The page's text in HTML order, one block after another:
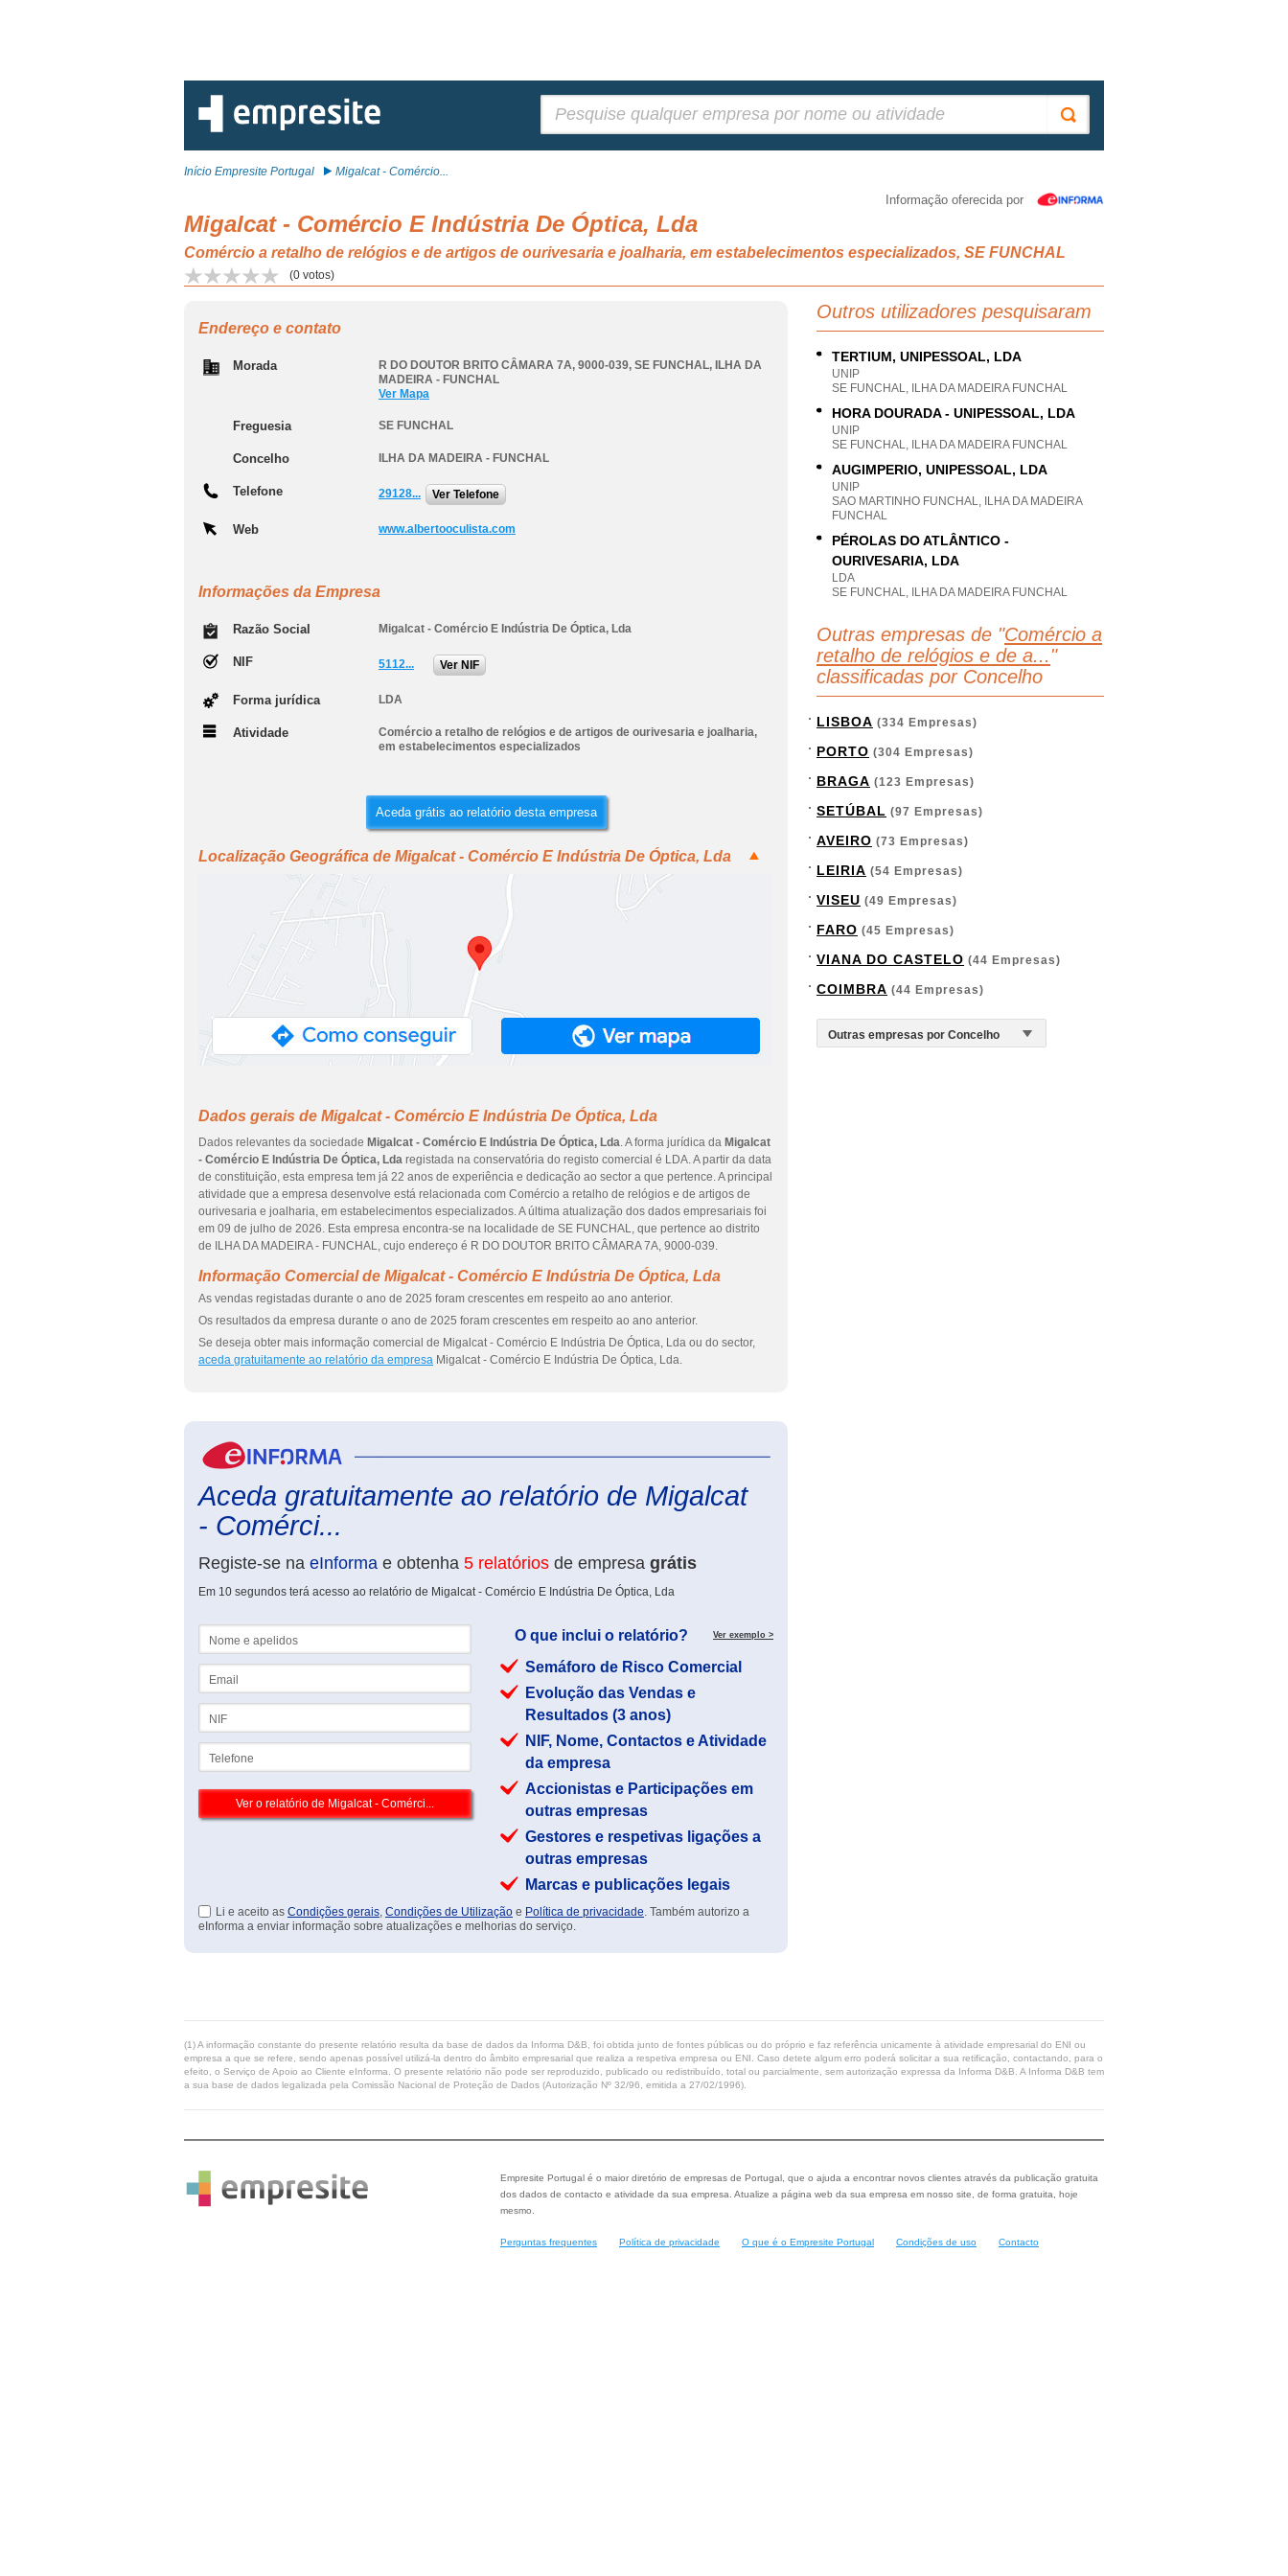
Início Empresite Portugal Migalcat - Comércio...
Informação oferecida por
Migalcat - Comércio E Indústria De Óptica, Lda
Comércio a retalho de relógios e de artigos de ourivesaria e joalharia, em estabelecimentos especializados, SE FUNCHAL
(0 votos)
Endereço e contato
Morada R DO DOUTOR BRITO CÂMARA 7A, 9000-039, SE FUNCHAL, ILHA DA
MADEIRA - FUNCHAL
Ver Mapa
Freguesia SE FUNCHAL
Concelho ILHA DA MADEIRA - FUNCHAL
Telefone 29128... Ver Telefone
Web www.albertooculista.com
Informações da Empresa
Razão Social Migalcat - Comércio E Indústria De Óptica, Lda
NIF 5112... Ver NIF
Forma jurídica LDA
Atividade
Comércio a retalho de relógios e de artigos de ourivesaria e joalharia,
em estabelecimentos especializados
Aceda grátis ao relatório desta empresa
Localização Geográfica de Migalcat - Comércio E Indústria De Óptica, Lda
Dados gerais de Migalcat - Comércio E Indústria De Óptica, Lda
Dados relevantes da sociedade Migalcat - Comércio E Indústria De Óptica, Lda. A forma jurídica da Migalcat
- Comércio E Indústria De Óptica, Lda registada na conservatória do registo comercial é LDA. A partir da data
de constituição, esta empresa tem já 22 anos de experiência e dedicação ao sector a que pertence. A principal
atividade que a empresa desenvolve está relacionada com Comércio a retalho de relógios e de artigos de
ourivesaria e joalharia, em estabelecimentos especializados. A última atualização dos dados empresariais foi
em 09 de julho de 2026. Esta empresa encontra-se na localidade de SE FUNCHAL, que pertence ao distrito
de ILHA DA MADEIRA - FUNCHAL, cujo endereço é R DO DOUTOR BRITO CÂMARA 7A, 9000-039.
Informação Comercial de Migalcat - Comércio E Indústria De Óptica, Lda
As vendas registadas durante o ano de 2025 foram crescentes em respeito ao ano anterior.
Os resultados da empresa durante o ano de 2025 foram crescentes em respeito ao ano anterior.
Se deseja obter mais informação comercial de Migalcat - Comércio E Indústria De Óptica, Lda ou do sector,
aceda gratuitamente ao relatório da empresa Migalcat - Comércio E Indústria De Óptica, Lda.
Aceda gratuitamente ao relatório de Migalcat
- Comérci...
Registe-se na eInforma e obtenha 5 relatórios de empresa grátis
Em 10 segundos terá acesso ao relatório de Migalcat - Comércio E Indústria De Óptica, Lda
O que inclui o relatório? Ver exemplo >
Semáforo de Risco Comercial
Evolução das Vendas e
Resultados (3 anos)
NIF, Nome, Contactos e Atividade
da empresa
Accionistas e Participações em
outras empresas
Gestores e respetivas ligações a
outras empresas
Marcas e publicações legais
Li e aceito as Condições gerais, Condições de Utilização e Política de privacidade. Também autorizo a
eInforma a enviar informação sobre atualizações e melhorias do serviço.
Outros utilizadores pesquisaram
TERTIUM, UNIPESSOAL, LDA
UNIP
SE FUNCHAL, ILHA DA MADEIRA FUNCHAL
HORA DOURADA - UNIPESSOAL, LDA
UNIP
SE FUNCHAL, ILHA DA MADEIRA FUNCHAL
AUGIMPERIO, UNIPESSOAL, LDA
UNIP
SAO MARTINHO FUNCHAL, ILHA DA MADEIRA
FUNCHAL
PÉROLAS DO ATLÂNTICO -
OURIVESARIA, LDA
LDA
SE FUNCHAL, ILHA DA MADEIRA FUNCHAL
Outras empresas de "Comércio a
retalho de relógios e de a... "
classificadas por Concelho
LISBOA (334 Empresas)
PORTO (304 Empresas)
BRAGA (123 Empresas)
SETÚBAL (97 Empresas)
AVEIRO (73 Empresas)
LEIRIA (54 Empresas)
VISEU (49 Empresas)
FARO (45 Empresas)
VIANA DO CASTELO (44 Empresas)
COIMBRA (44 Empresas)
(1) A informação constante do presente relatório resulta da base de dados da Informa D&B, foi obtida junto de fontes públicas ou do próprio e faz referência unicamente à atividade empresarial do ENI ou
empresa a que se refere, sendo apenas possível utilizá-la dentro do âmbito empresarial que realiza a respetiva empresa ou ENI. Caso detete algum erro poderá solicitar a sua retificação, contactando, para o
efeito, o Serviço de Apoio ao Cliente eInforma. O presente relatório não pode ser reproduzido, publicado ou redistribuído, total ou parcialmente, sem autorização expressa da Informa D&B. A Informa D&B tem
a sua base de dados legalizada pela Comissão Nacional de Proteção de Dados (Autorização Nº 32/96, emitida a 27/02/1996).
Empresite Portugal é o maior diretório de empresas de Portugal, que o ajuda a encontrar novos clientes através da publicação gratuita
dos dados de contacto e atividade da sua empresa. Atualize a página web da sua empresa em nosso site, de forma gratuita, hoje
mesmo.
Perguntas frequentes Política de privacidade O que é o Empresite Portugal Condições de uso Contacto